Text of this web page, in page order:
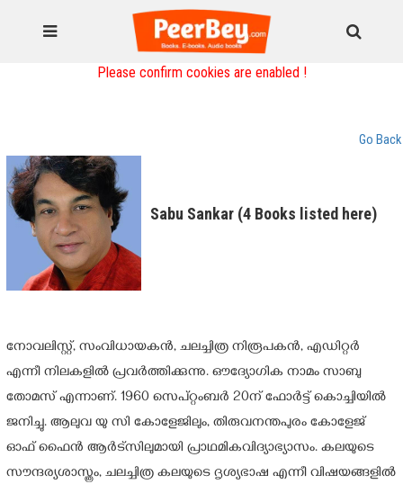
Please confirm cookies are enabled !
Go Back
Sabu Sankar (4 Books listed here)
നോവലിസ്റ്റ്, സംവിധായകൻ, ചലച്ചിത്ര നിരൂപകൻ, എഡിറ്റർ
എന്നീ നിലകളിൽ പ്രവർത്തിക്കുന്നു. ഔദ്യോഗിക നാമം സാബു
തോമസ് എന്നാണ്. 1960 സെപ്റ്റംബർ 20ന് ഫോർട്ട് കൊച്ചിയിൽ
ജനിച്ചു. ആലുവ യു സി കോളേജിലും, തിരുവനന്തപുരം കോളേജ്
ഓഫ് ഫൈൻ ആർട്സിലുമായി പ്രാഥമികവിദ്യാഭ്യാസം. കലയുടെ
സൗന്ദര്യശാസ്ത്രം, ചലച്ചിത്ര കലയുടെ ദൃശ്യഭാഷ എന്നീ വിഷയങ്ങളിൽ